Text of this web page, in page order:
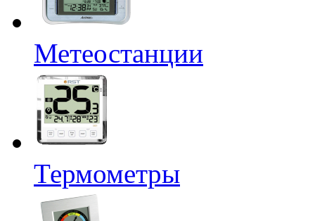
Метеостанции
Термометры